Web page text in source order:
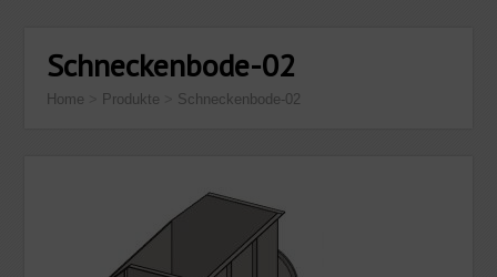
Schneckenbode-02
Home Produkte Schneckenbode-02